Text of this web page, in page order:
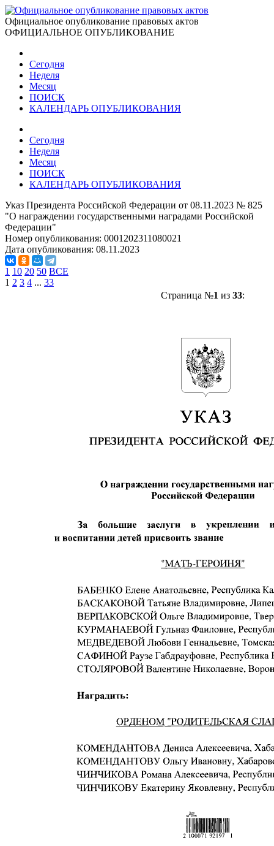
Официальное опубликование правовых актов
ОФИЦИАЛЬНОЕ ОПУБЛИКОВАНИЕ
Сегодня
Неделя
Месяц
ПОИСК
КАЛЕНДАРЬ ОПУБЛИКОВАНИЯ
Сегодня
Неделя
Месяц
ПОИСК
КАЛЕНДАРЬ ОПУБЛИКОВАНИЯ
Указ Президента Российской Федерации от 08.11.2023 № 825
"О награждении государственными наградами Российской
Федерации"
Номер опубликования: 0001202311080021
Дата опубликования: 08.11.2023
1 10 20 50 ВСЕ
1 2 3 4 ... 33
Страница №1 из 33: